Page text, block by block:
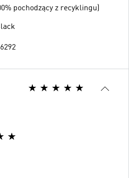
pochodzący z recyklingu)